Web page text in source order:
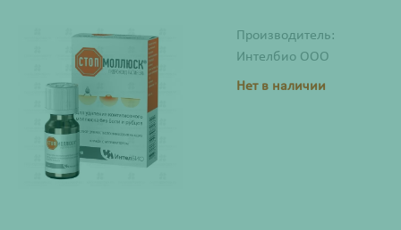
Производитель:
Интелбио ООО
Нет в наличии